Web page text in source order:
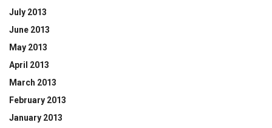
July 2013
June 2013
May 2013
April 2013
March 2013
February 2013
January 2013